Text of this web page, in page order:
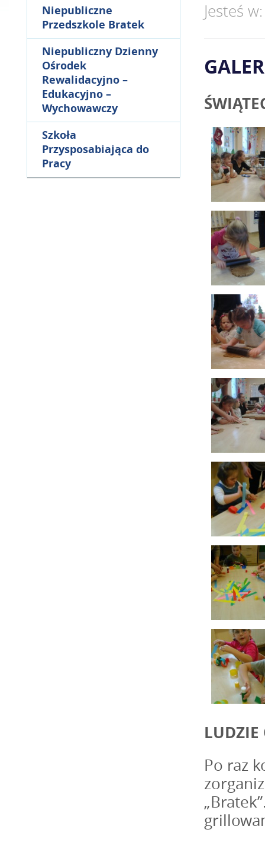
Niepubliczne
Przedszkole Bratek
Niepubliczny Dzienny
Ośrodek
Rewalidacyjno –
Edukacyjno –
Wychowawczy
Szkoła
Przysposabiająca do
Pracy
Jesteś
LUDZIE
Po raz